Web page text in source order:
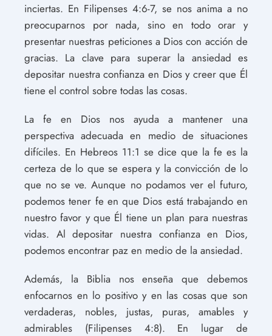
inciertas. En Filipenses 4:6-7, se nos anima a no
preocuparnos por nada, sino en todo orar y
presentar nuestras peticiones a Dios con acción de
gracias. La clave para superar la ansiedad es
depositar nuestra confianza en Dios y creer que Él
tiene el control sobre todas las cosas.
La fe en Dios nos ayuda a mantener una
perspectiva adecuada en medio de situaciones
difíciles. En Hebreos 11:1 se dice que la fe es la
certeza de lo que se espera y la convicción de lo
que no se ve. Aunque no podamos ver el futuro,
podemos tener fe en que Dios está trabajando en
nuestro favor y que Él tiene un plan para nuestras
vidas. Al depositar nuestra confianza en Dios,
podemos encontrar paz en medio de la ansiedad.
Además, la Biblia nos enseña que debemos
enfocarnos en lo positivo y en las cosas que son
verdaderas, nobles, justas, puras, amables y
admirables (Filipenses 4:8). En lugar de